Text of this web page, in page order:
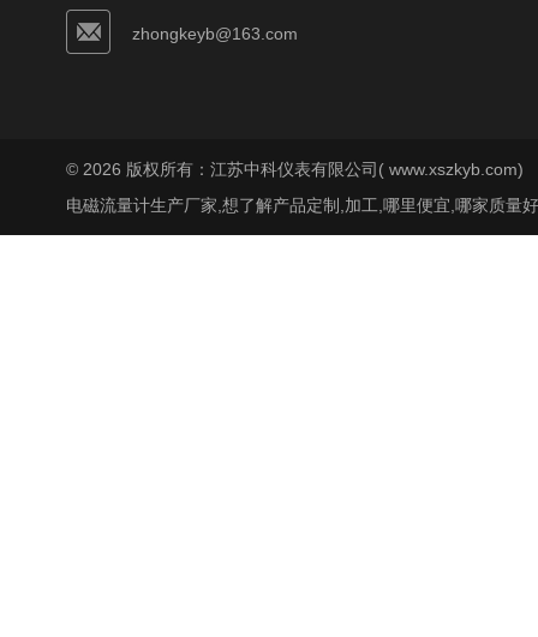
zhongkeyb@163.com
© 2026 版权所有：江苏中科仪表有限公司( www.xszkyb.com)
电磁流量计生产厂家,想了解产品定制,加工,哪里便宜,哪家质量